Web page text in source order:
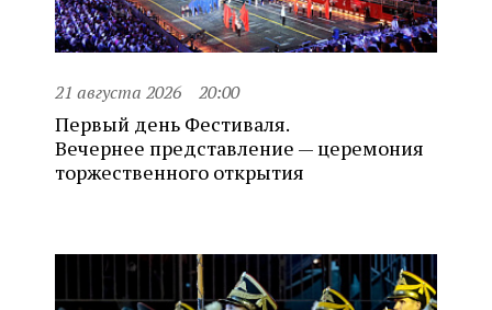
21 августа 2026 20:00
Первый день Фестиваля.
Вечернее представление — церемония
торжественного открытия